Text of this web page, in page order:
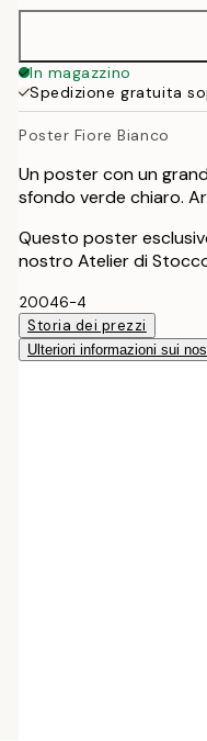
70x100 cm
In magazzino
Spedizione gratuita
Poster Fiore Bianco
Un poster con un
sfondo verde chiaro.
Questo poster
nostro Atelier di
20046-4
Storia dei prezzi
Ulteriori informazioni sui